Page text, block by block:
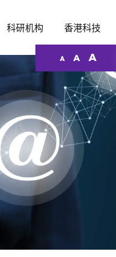
科研机构 香港科技
A A A